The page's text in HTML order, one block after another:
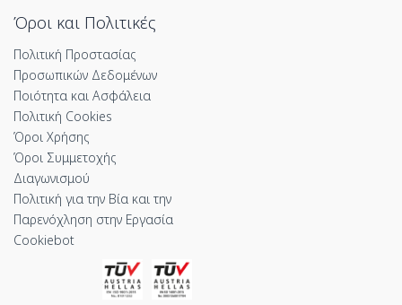
Όροι και Πολιτικές
Πολιτική Προστασίας
Προσωπικών Δεδομένων
Ποιότητα και Ασφάλεια
Πολιτική Cookies
Όροι Χρήσης
Όροι Συμμετοχής
Διαγωνισμού
Πολιτική για την Βία και την
Παρενόχληση στην Εργασία
Cookiebot